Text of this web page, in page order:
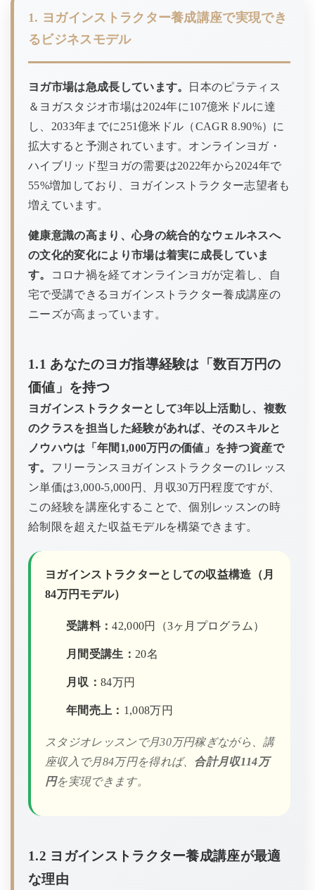
1. ヨガインストラクター養成講座で実現でき
るビジネスモデル
ヨガ市場は急成長しています。
日本のピラティス
＆ヨガスタジオ市場は2024年に107億米ドルに達
し、2033年までに251億米ドル（CAGR 8.90%）に
拡大すると予測されています。オンラインヨガ・
ハイブリッド型ヨガの需要は2022年から2024年で
55%増加しており、ヨガインストラクター志望者も
増えています。
健康意識の高まり、心身の統合的なウェルネスへ
の文化的変化により市場は着実に成長していま
す。
コロナ禍を経てオンラインヨガが定着し、自
宅で受講できるヨガインストラクター養成講座の
ニーズが高まっています。
1.1 あなたのヨガ指導経験は「数百万円の
価値」を持つ
ヨガインストラクターとして3年以上活動し、複数
のクラスを担当した経験があれば、そのスキルと
ノウハウは「年間1,000万円の価値」を持つ資産で
す。 フリーランスヨガインストラクターの1レッス
ン単価は3,000-5,000円、月収30万円程度ですが、
この経験を講座化することで、個別レッスンの時
給制限を超えた収益モデルを構築できます。
ヨガインストラクターとしての収益構造（月
84万円モデル）
受講料：42,000円（3ヶ月プログラム）
月間受講生： 20名
月収： 84万円
年間売上： 1,008万円
スタジオレッスンで月30万円稼ぎながら、講
座収入で月84万円を得れば、 合計月収114万
円を実現できます。
1.2 ヨガインストラクター養成講座が最適
な理由